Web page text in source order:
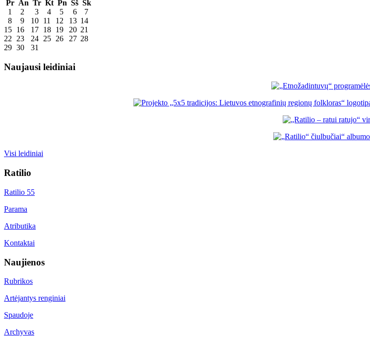
Pr An Tr Kt Pn Šš Sk
1
2 3 4 5 6
7
8
9 10 11 12 13 14
15 16 17 18 19 20 21
22
23 24 25 26 27 28
29 30 31
Naujausi leidiniai
Visi leidiniai
Ratilio
Ratilio 55
Parama
Atributika
Kontaktai
Naujienos
Rubrikos
Artėjantys renginiai
Spaudoje
Archyvas